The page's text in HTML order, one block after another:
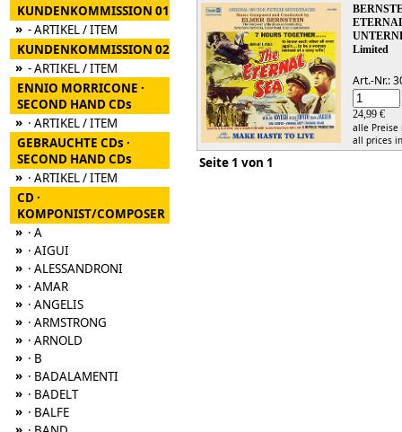
KUNDENKOMMISSION 01
» - ARTIKEL / ITEM
KUNDENKOMMISSION 02
» - ARTIKEL / ITEM
ENNIO MORRICONE ·
SECOND HAND CDs
» · ARTIKEL / ITEM
GEBRAUCHTE CDs ·
SECOND HAND CDs
» · ARTIKEL / ITEM
CD ·
KOMPONIST/COMPOSER
» · A
» · AIGUI
» · ALESSANDRONI
» · AMAR
» · ANGELIS
» · ARMSTRONG
» · ARNOLD
» · B
» · BADALAMENTI
» · BADELT
» · BALFE
Limited
Art.-Nr.:
24,99 €
alle
all prices
Seite 1 von 1